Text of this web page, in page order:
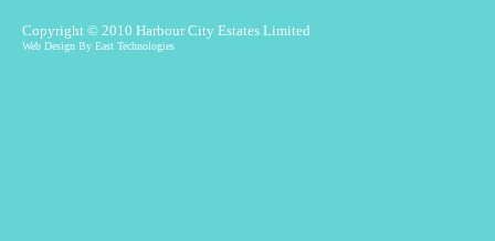
Copyright © 2010 Harbour City Estates Limited
Web Design By East Technologies